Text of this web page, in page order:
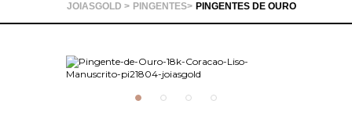
PINGENTES PINGENTES DE OURO
Brincos